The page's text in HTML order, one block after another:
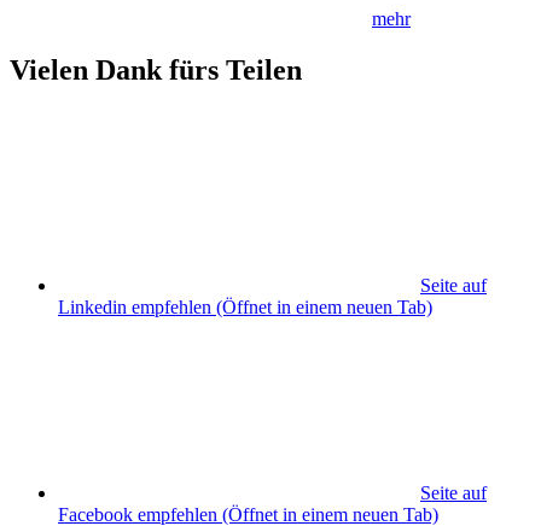
mehr
Vielen Dank fürs Teilen
Seite auf
Linkedin empfehlen (Öffnet in einem neuen Tab)
Seite auf
Facebook empfehlen (Öffnet in einem neuen Tab)